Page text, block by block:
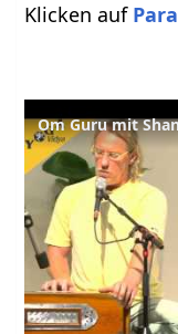
Klicken auf
Om Guru mit